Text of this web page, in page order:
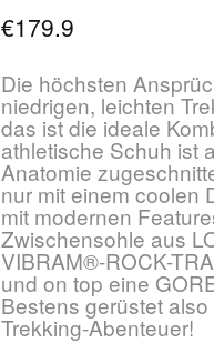
€179.9
Die höchsten
niedrigen, leichten
das ist die ideale
athletische Schuh ist
Anatomie
nur mit einem coolen
mit modernen
Zwischensohle aus
VIBRAM®-ROCK-
und on top eine
Bestens gerüstet
Trekking-Abenteuer!